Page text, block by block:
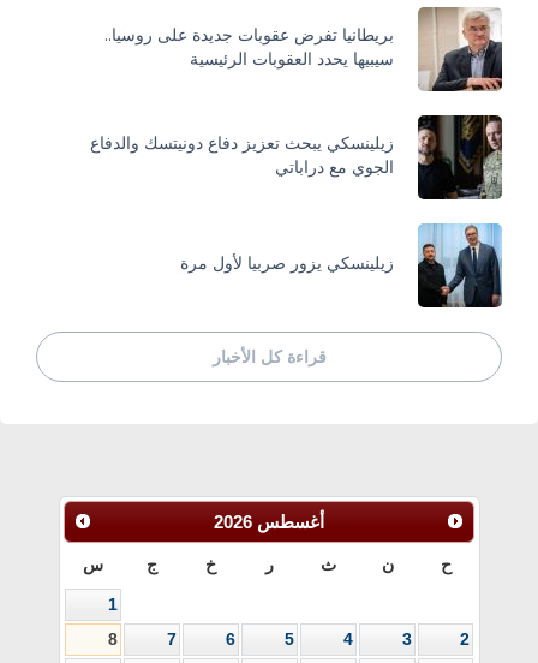
بريطانيا تفرض عقوبات جديدة على روسيا..
سيبيها يحدد العقوبات الرئيسية
زيلينسكي يبحث تعزيز دفاع دونيتسك والدفاع
الجوي مع دراباتي
زيلينسكي يزور صربيا لأول مرة
قراءة كل الأخبار
أغسطس 2026
ح ن ث ر خ ج س
1
2
3
4
5
6
7
8